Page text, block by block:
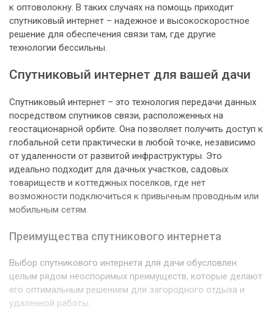
к оптоволокну. В таких случаях на помощь приходит
спутниковый интернет – надежное и высокоскоростное
решение для обеспечения связи там, где другие
технологии бессильны.
Спутниковый интернет для вашей дачи
Спутниковый интернет – это технология передачи данных
посредством спутников связи, расположенных на
геостационарной орбите. Она позволяет получить доступ к
глобальной сети практически в любой точке, независимо
от удаленности от развитой инфраструктуры. Это
идеально подходит для дачных участков, садовых
товариществ и коттеджных поселков, где нет
возможности подключиться к привычным проводным или
мобильным сетям.
Преимущества спутникового интернета
Выбор спутникового интернета для дачи обусловлен
целым рядом неоспоримых преимуществ, которые делают
его оптимальным решением для загородного отдыха и
удаленной работы.